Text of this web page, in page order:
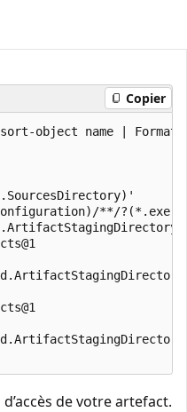
Copier
name | Format-
**/
de votre artefact.